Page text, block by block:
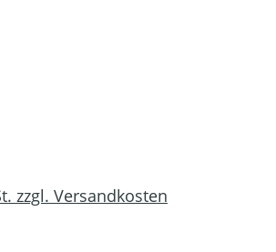
zzgl. Versandkosten